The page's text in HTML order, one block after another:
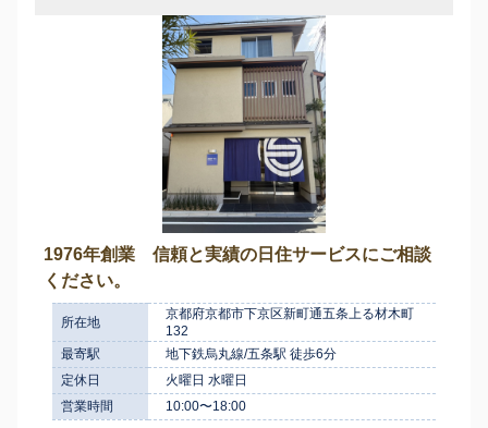
1976年創業 信頼と実績の日住サービスにご相談
ください。
所在地
京都府京都市下京区新町通五条上る材木町
132
最寄駅
地下鉄烏丸線/五条駅 徒歩6分
定休日
火曜日 水曜日
営業時間
10:00〜18:00